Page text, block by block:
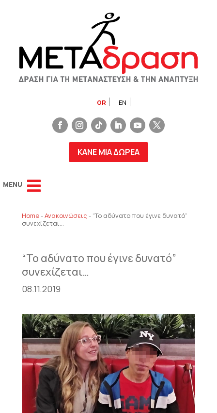
GR EN
ΚΑΝΕ ΜΙΑ ΔΩΡΕΑ
Home-Ανακοινώσεις - “Το αδύνατο που έγινε δυνατό”
συνεχίζεται…
“Το αδύνατο που έγινε δυνατό”
συνεχίζεται…
08.11.2019